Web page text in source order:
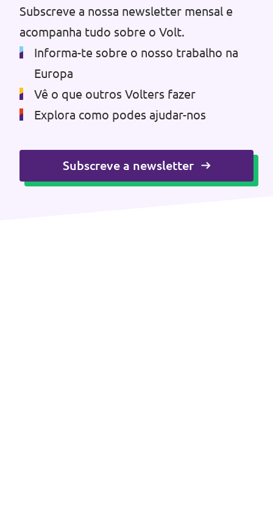
Junta-te ao Volt!
Depressão Kristin
Subscreve a nossa newsletter mensal e
acompanha tudo sobre o Volt.
Informa-te sobre o nosso trabalho na
Europa
Vê o que outros Volters fazer
Explora como podes ajudar-nos
Subscreve a newsletter